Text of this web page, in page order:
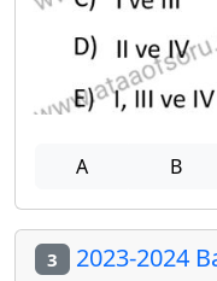
A B
3 2023-2024